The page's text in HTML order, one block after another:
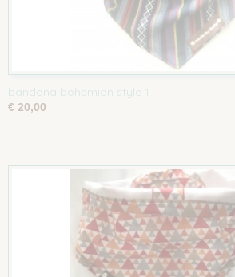
bandana bohemian style 1
€ 20,00